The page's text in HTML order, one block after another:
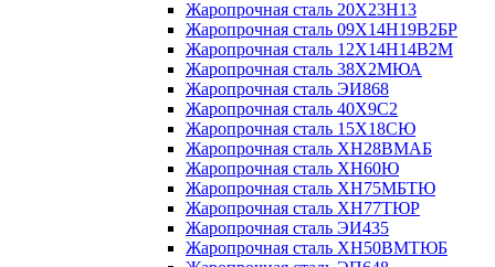
Жаропрочная сталь 20Х23Н13
Жаропрочная сталь 09Х14Н19В2БР
Жаропрочная сталь 12Х14Н14В2М
Жаропрочная сталь 38Х2МЮА
Жаропрочная сталь ЭИ868
Жаропрочная сталь 40Х9С2
Жаропрочная сталь 15Х18СЮ
Жаропрочная сталь ХН28ВМАБ
Жаропрочная сталь ХН60Ю
Жаропрочная сталь ХН75МБТЮ
Жаропрочная сталь ХН77ТЮР
Жаропрочная сталь ЭИ435
Жаропрочная сталь ХН50ВМТЮБ